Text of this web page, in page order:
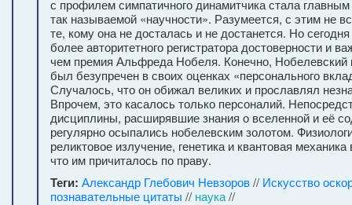
с профилем симпатичного динамитчика стала
так называемой «научности». Разумеется, с этим не
те, кому она не досталась и не достанется. Но
более авторитетного регистратора достоверности и
чем премия Альфреда Нобеля. Конечно, Нобелевский
был безупречен в своих оценках «персонального
Случалось, что он обижал великих и прославлял
Впрочем, это касалось только персоналий.
дисциплины, расширявшие знания о вселенной и её
регулярно осыпались нобелевским золотом.
реликтовое излучение, генетика и квантовая
что им причиталось по праву.
Теги: Александр Глебович Невзоров// Искусство
познавательные цитаты // наука//